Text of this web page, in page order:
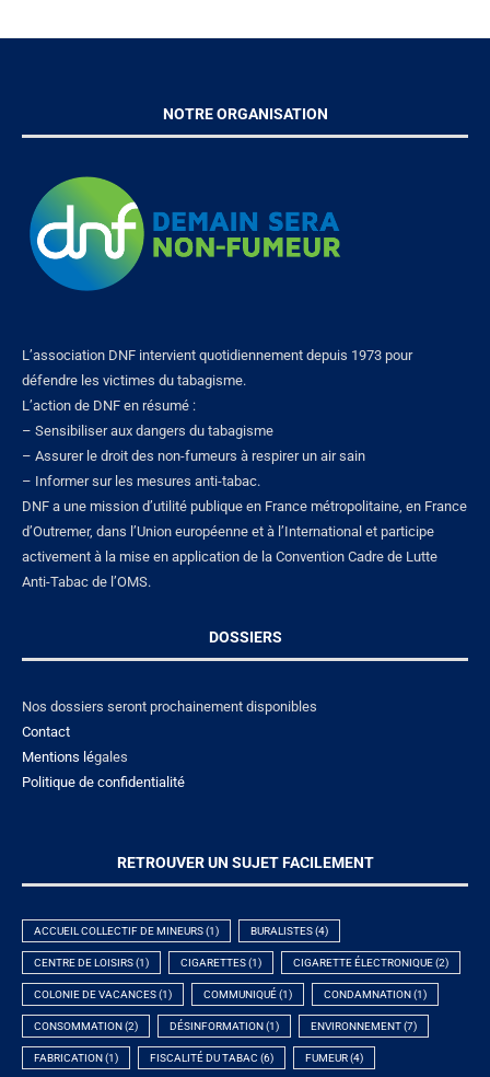
NOTRE ORGANISATION
L’association DNF intervient quotidiennement depuis 1973 pour
défendre les victimes du tabagisme.
L’action de DNF en résumé :
– Sensibiliser aux dangers du tabagisme
– Assurer le droit des non-fumeurs à respirer un air sain
– Informer sur les mesures anti-tabac.
DNF a une mission d’utilité publique en France métropolitaine, en France
d’Outremer, dans l’Union européenne et à l’International et participe
activement à la mise en application de la Convention Cadre de Lutte
Anti-Tabac de l’OMS.
DOSSIERS
Nos dossiers seront prochainement disponibles
Contact
Mentions légales
Politique de confidentialité
RETROUVER UN SUJET FACILEMENT
ACCUEIL COLLECTIF DE MINEURS(1) BURALISTES(4)
CENTRE DE LOISIRS(1) CIGARETTES(1) CIGARETTE ÉLECTRONIQUE(2)
COLONIE DE VACANCES(1) COMMUNIQUÉ(1) CONDAMNATION(1)
CONSOMMATION(2) DÉSINFORMATION(1) ENVIRONNEMENT(7)
FABRICATION(1) FISCALITÉ DU TABAC (6) FUMEUR(4)